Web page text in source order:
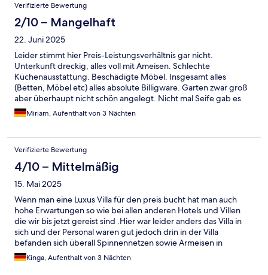
Verifizierte Bewertung
2/10 – Mangelhaft
22. Juni 2025
Leider stimmt hier Preis-Leistungsverhältnis gar nicht.
Unterkunft dreckig, alles voll mit Ameisen. Schlechte
Küchenausstattung. Beschädigte Möbel. Insgesamt alles
(Betten, Möbel etc) alles absolute Billigware. Garten zwar groß
aber überhaupt nicht schön angelegt. Nicht mal Seife gab es
und man muss die Unterkunft am Ende besenrein und mit
abgezogenen Betten verlassen. Bei über 500 EUR pro Nacht
Miriam, Aufenthalt von 3 Nächten
Verifizierte Bewertung
4/10 – Mittelmäßig
15. Mai 2025
Wenn man eine Luxus Villa für den preis bucht hat man auch
hohe Erwartungen so wie bei allen anderen Hotels und Villen
die wir bis jetzt gereist sind .Hier war leider anders das Villa in
sich und der Personal waren gut jedoch drin in der Villa
befanden sich überall Spinnennetzen sowie Armeisen in
Kompleten Küche und Schlafzimmer so das wir in oberen
Zimmer schlafen müssten wo die Raum Temperatur 28 grad
Kinga, Aufenthalt von 3 Nächten